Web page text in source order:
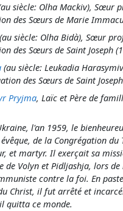
siècle: Olha Mackiv), Sœur
des Sœurs de Marie
(au siècle: Olha Bidà), Sœur
des Sœurs de Saint Joseph
(au siècle: Leukadia
des Sœurs de Saint
Pryjma, Laïc et Père de
l'an 1959, le
de la Congrégation du
et martyr. Il exerçait sa
de Volyn et Pidljashja, lors
contre la foi. En
Christ, il fut arrêté et
quitta ce monde.